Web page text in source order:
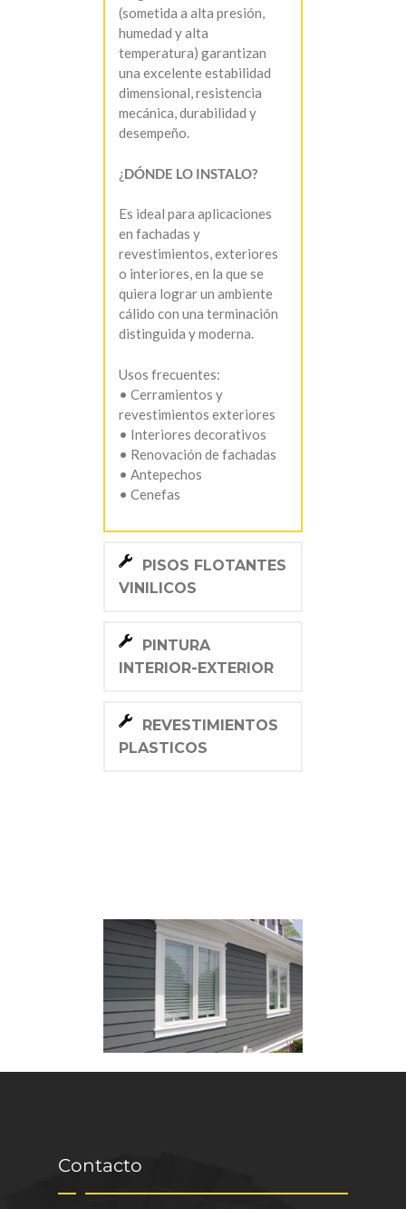
(sometida a alta presión,
humedad y alta
temperatura) garantizan
una excelente estabilidad
dimensional, resistencia
mecánica, durabilidad y
desempeño.
¿DÓNDE LO INSTALO?
Es ideal para aplicaciones
en fachadas y
revestimientos, exteriores
o interiores, en la que se
quiera lograr un ambiente
cálido con una terminación
distinguida y moderna.
Usos frecuentes:
• Cerramientos y
revestimientos exteriores
• Interiores decorativos
• Renovación de fachadas
• Antepechos
• Cenefas
PISOS FLOTANTES
VINILICOS
PINTURA
INTERIOR-EXTERIOR
REVESTIMIENTOS
PLASTICOS
Contacto